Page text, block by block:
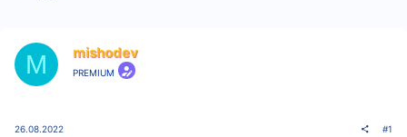
а
M mishodev
PREMIUM
26.08.2022 #1